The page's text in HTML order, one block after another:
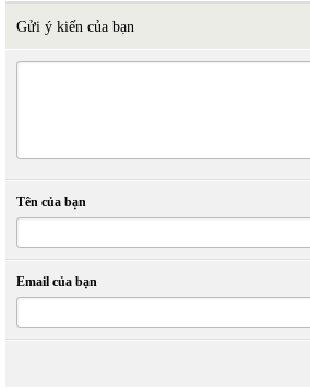
Gửi ý kiến của bạn
Tên của bạn
Email của bạn